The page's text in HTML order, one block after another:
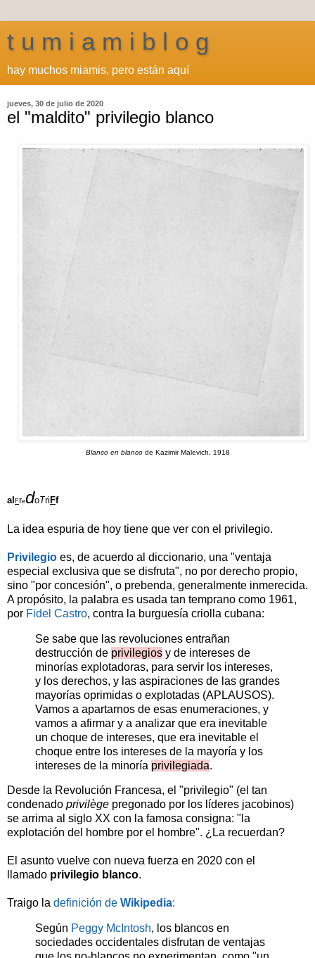
t u m i a m i b l o g
hay muchos miamis, pero están aquí
jueves, 30 de julio de 2020
el "maldito" privilegio blanco
Blanco en blancode Kazimir Malevich, 1918
al FredoTri Ff
La idea espuria de hoy tiene que ver con el privilegio.
Privilegio es, de acuerdo al diccionario, una "ventaja
especial exclusiva que se disfruta", no por derecho propio,
sino "por concesión", o prebenda, generalmente inmerecida.
A propósito, la palabra es usada tan temprano como 1961,
por Fidel Castro, contra la burguesía criolla cubana:
Se sabe que las revoluciones entrañan
destrucción de privilegios y de intereses de
minorías explotadoras, para servir los intereses,
y los derechos, y las aspiraciones de las grandes
mayorías oprimidas o explotadas (APLAUSOS).
Vamos a apartarnos de esas enumeraciones, y
vamos a afirmar y a analizar que era inevitable
un choque de intereses, que era inevitable el
choque entre los intereses de la mayoría y los
intereses de la minoría privilegiada.
Desde la Revolución Francesa, el "privilegio" (el tan
condenado privilège pregonado por los líderes jacobinos)
se arrima al siglo XX con la famosa consigna: "la
explotación del hombre por el hombre". ¿La recuerdan?
El asunto vuelve con nueva fuerza en 2020 con el
llamado privilegio blanco.
Traigo la definición de Wikipedia:
Según Peggy McIntosh, los blancos en
sociedades occidentales disfrutan de ventajas